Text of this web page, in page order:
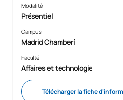
Modalité
Présentiel
Campus
Madrid Chamberí
Faculté
Affaires et technologie
Télécharger la fiche